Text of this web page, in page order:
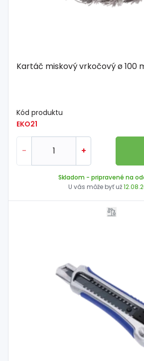
Kartáč miskový vrkočový ø 100
Kód produktu
EKO21
- +
Skladom - pripravené na
U vás môže byť už